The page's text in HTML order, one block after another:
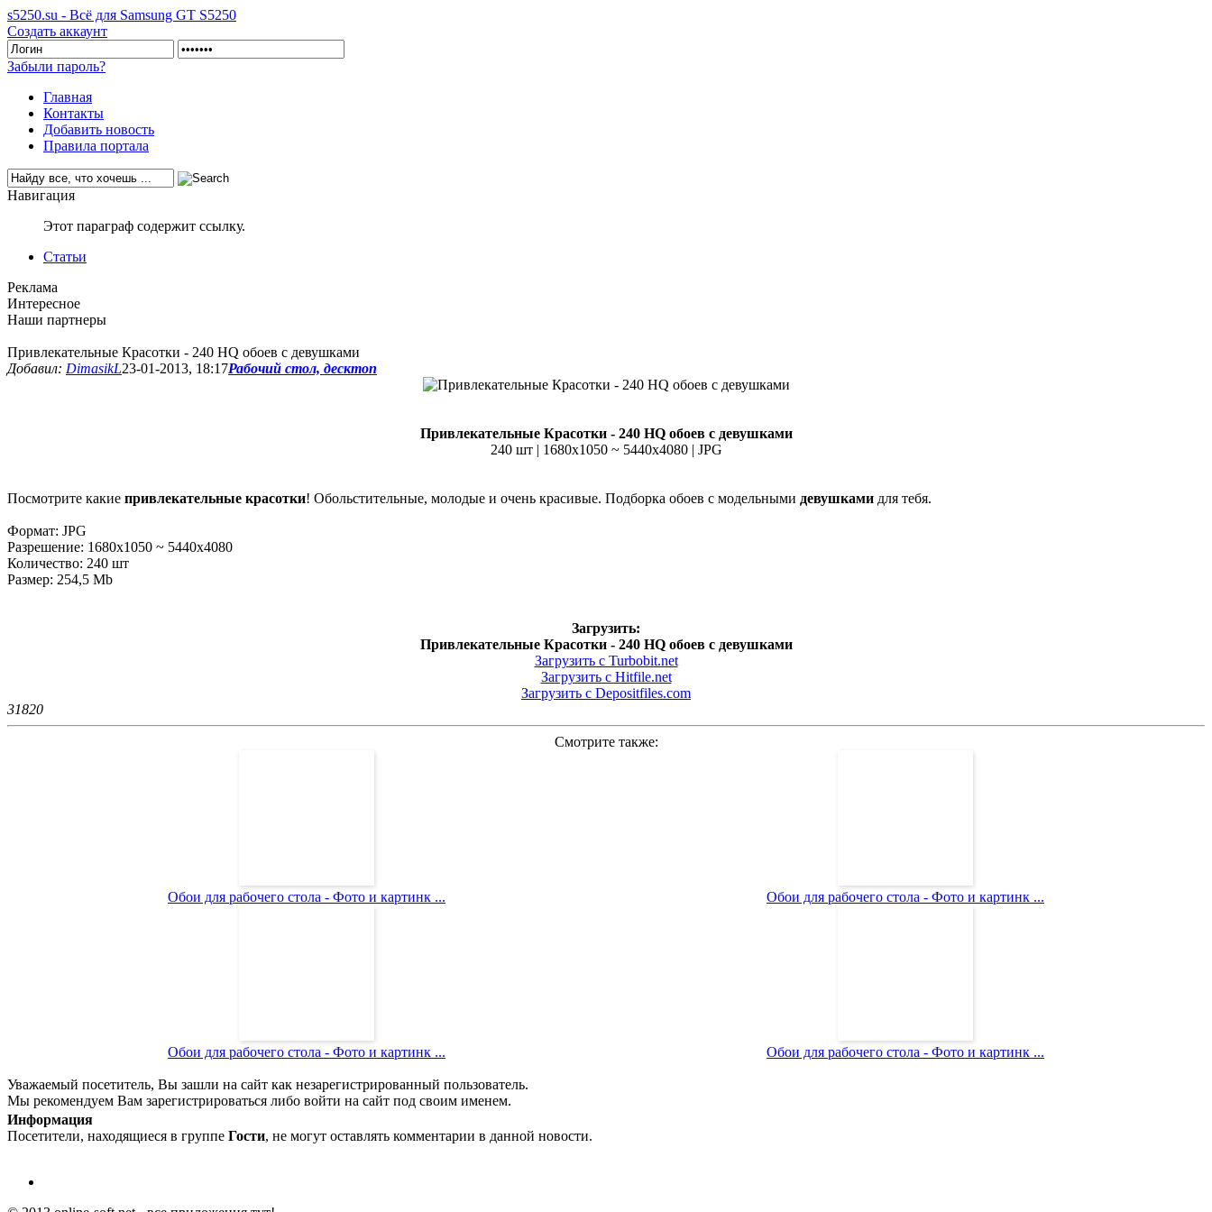
s5250.su - Всё для Samsung GT S5250
Создать аккаунт
Забыли пароль?
Главная
Контакты
Добавить новость
Правила портала
Навигация
Этот параграф содержит ссылку.
Статьи
Реклама
Интересное
Наши партнеры
Привлекательные Красотки - 240 HQ обоев с девушками
Добавил: DimasikL23-01-2013, 18:17Рабочий стол, десктоп
Привлекательные Красотки - 240 HQ обоев с девушками
240 шт | 1680x1050 ~ 5440x4080 | JPG
Посмотрите какие привлекательные красотки! Обольстительные, молодые и очень красивые. Подборка обоев с модельными девушками для тебя.
Формат: JPG
Разрешение: 1680x1050 ~ 5440x4080
Количество: 240 шт
Размер: 254,5 Mb
Загрузить:
Привлекательные Красотки - 240 HQ обоев с девушками
Загрузить с Turbobit.net
Загрузить с Hitfile.net
Загрузить с Depositfiles.com
31820
Смотрите также:
Обои для рабочего стола - Фото и картинк ... Обои для рабочего стола - Фото и картинк ...
Обои для рабочего стола - Фото и картинк ... Обои для рабочего стола - Фото и картинк ...
Уважаемый посетитель, Вы зашли на сайт как незарегистрированный пользователь.
Мы рекомендуем Вам зарегистрироваться либо войти на сайт под своим именем.
Информация
Посетители, находящиеся в группе Гости, не могут оставлять комментарии в данной новости.